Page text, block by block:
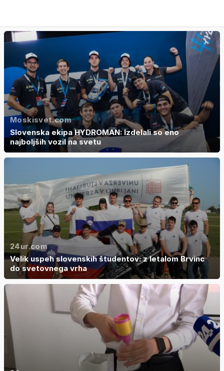
Moskisvet.com
Slovenska ekipa HYDROMAN: Izdelali so eno
najboljših vozil na svetu
24ur.com
Velik uspeh slovenskih študentov: z letalom Brvinc
do svetovnega vrha